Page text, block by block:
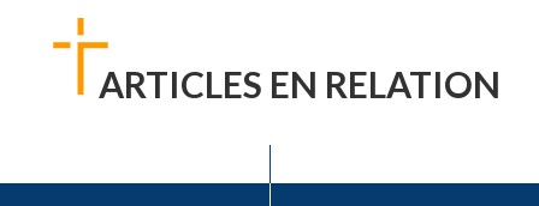
ARTICLES EN RELATION